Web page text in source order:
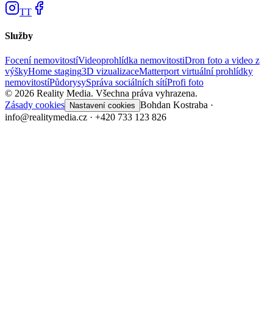
TT
Služby
Focení nemovitostíVideoprohlídka nemovitostiDron foto a video z
výškyHome staging3D vizualizaceMatterport virtuální prohlídky
nemovitostíPůdorysySpráva sociálních sítíProfi foto
© 2026 Reality Media. Všechna práva vyhrazena.
Zásady cookies Nastavení cookies Bohdan Kostraba ·
info@realitymedia.cz · +420 733 123 826